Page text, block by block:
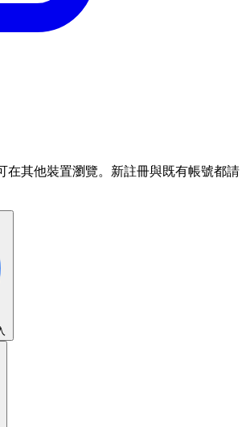
在其他裝置瀏覽。新註冊與既有帳號都請